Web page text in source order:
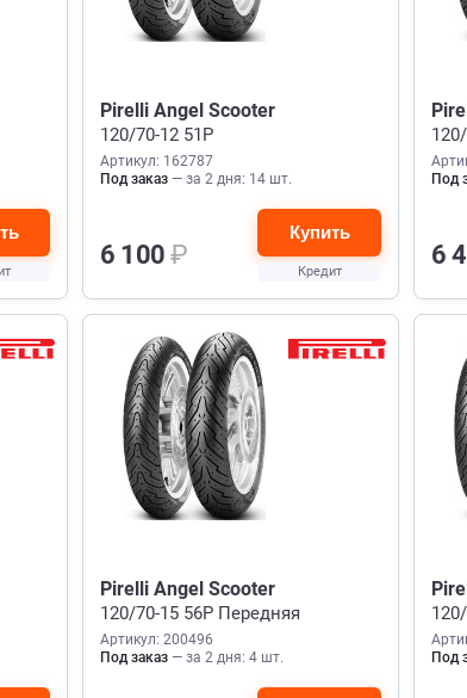
Pirelli Angel Scooter
120/70-12 51P
Артикул: 162787
Под заказ — за 2 дня: 14 шт.
6 100₽
Купить
Кредит
Под
6
Pirelli Angel Scooter
120/70-15 56P Передняя
Артикул: 200496
Под заказ — за 2 дня: 4 шт.
Под